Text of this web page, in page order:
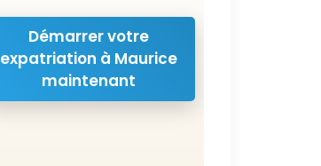
Démarrer votre
expatriation à Maurice
maintenant